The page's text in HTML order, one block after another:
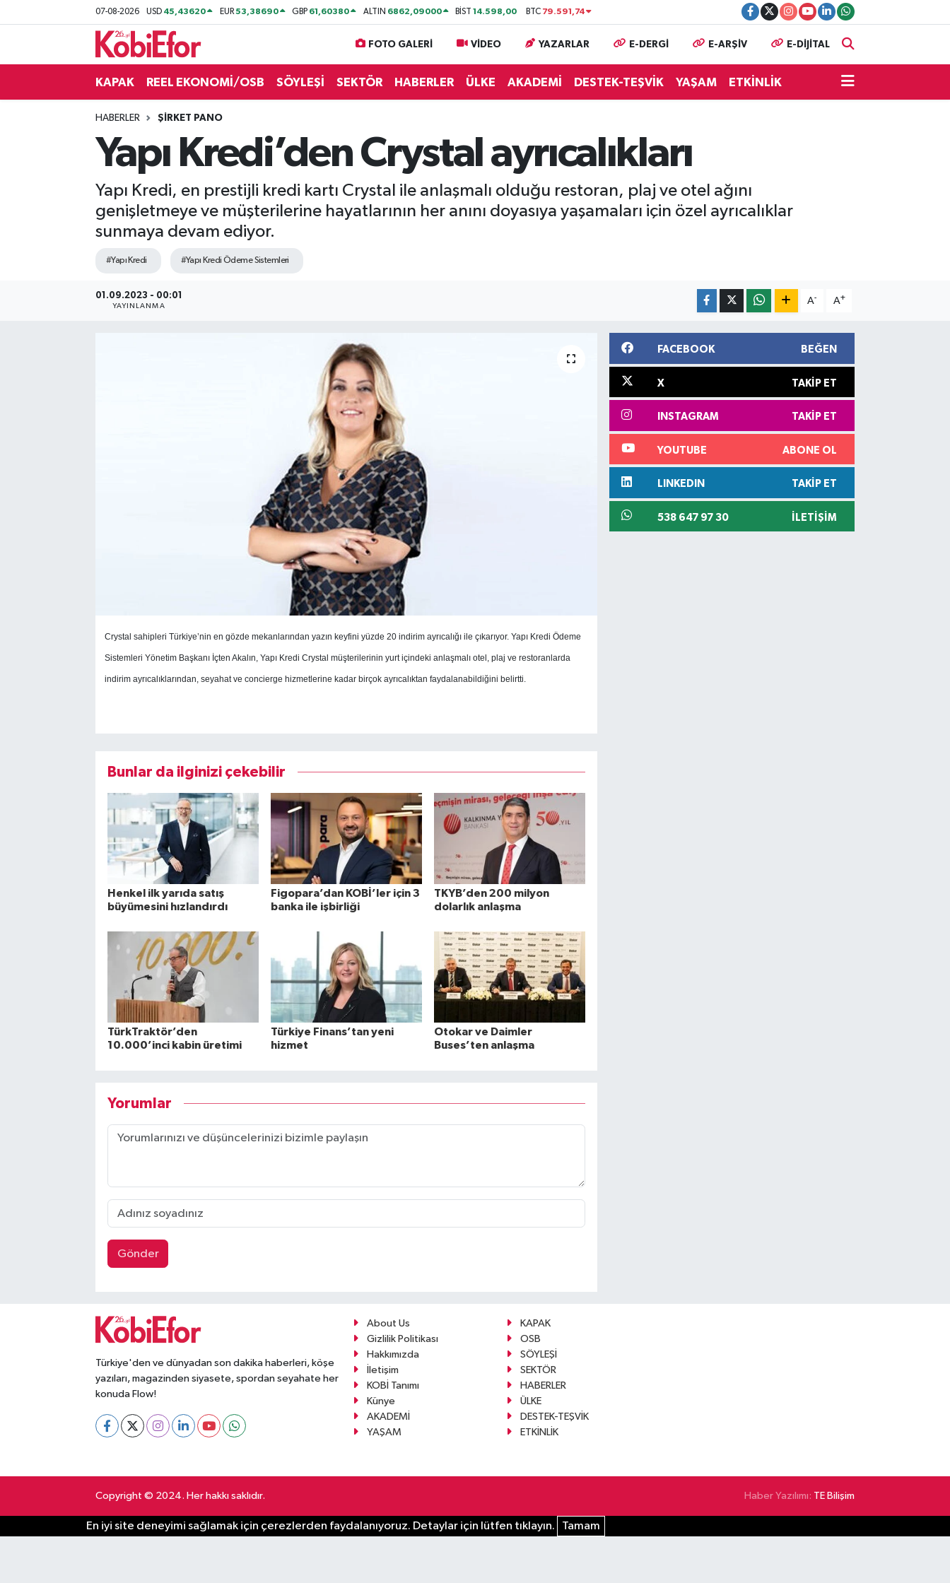
07-08-2026 USD 45,43620 EUR53,38690 GBP 61,60380 ALTIN 6862,09000 BİST14.598,00 BTC 79.591,74
FOTO GALERİ VİDEO YAZARLAR E-DERGİ E-ARŞİV E-DİJİTAL
KAPAK REEL EKONOMİ/OSB SÖYLEŞİ SEKTÖR HABERLER ÜLKE AKADEMİ DESTEK-TEŞVİK YAŞAM ETKİNLİK
HABERLER ŞİRKET PANO
Yapı Kredi’den Crystal ayrıcalıkları
Yapı Kredi, en prestijli kredi kartı Crystal ile anlaşmalı olduğu restoran, plaj ve otel ağını
genişletmeye ve müşterilerine hayatlarının her anını doyasıya yaşamaları için özel ayrıcalıklar
sunmaya devam ediyor.
#Yapı Kredi #Yapı Kredi Ödeme Sistemleri
01.09.2023 - 00:01
YAYINLANMA
A- A+
Crystal sahipleri Türkiye’nin en gözde mekanlarından yazın keyfini yüzde 20 indirim ayrıcalığı ile çıkarıyor. Yapı Kredi Ödeme
Sistemleri Yönetim Başkanı İçten Akalın, Yapı Kredi Crystal müşterilerinin yurt içindeki anlaşmalı otel, plaj ve restoranlarda
indirim ayrıcalıklarından, seyahat ve concierge hizmetlerine kadar birçok ayrıcalıktan faydalanabildiğini belirtti.
Bunlar da ilginizi çekebilir
Henkel ilk yarıda satış
büyümesini hızlandırdı
Figopara’dan KOBİ’ler için 3
banka ile işbirliği
TKYB’den 200 milyon
dolarlık anlaşma
TürkTraktör’den
10.000’inci kabin üretimi
Türkiye Finans’tan yeni
hizmet
Otokar ve Daimler
Buses’ten anlaşma
Yorumlar
Gönder
FACEBOOK BEĞEN
X TAKIP ET
INSTAGRAM TAKIP ET
YOUTUBE ABONE OL
LINKEDIN TAKIP ET
538 647 97 30 İLETIŞIM
Türkiye'den ve dünyadan son dakika haberleri, köşe
yazıları, magazinden siyasete, spordan seyahate her
konuda Flow!
About Us
KAPAK
Gizlilik Politikası
OSB
Hakkımızda
SÖYLEŞİ
İletişim
SEKTÖR
KOBİ Tanımı
HABERLER
Künye
ÜLKE
AKADEMİ
DESTEK-TEŞVİK
YAŞAM
ETKİNLİK
Copyright © 2024. Her hakkı saklıdır. Haber Yazılımı: TE Bilişim
En iyi site deneyimi sağlamak için çerezlerden faydalanıyoruz. Detaylar için lütfen tıklayın. Tamam
BİLİŞİM PANO
HABERLER